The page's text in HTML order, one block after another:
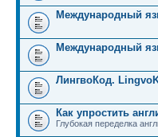
Международный
Международный
ЛингвоКод.
Как упростить
Глубокая переделка